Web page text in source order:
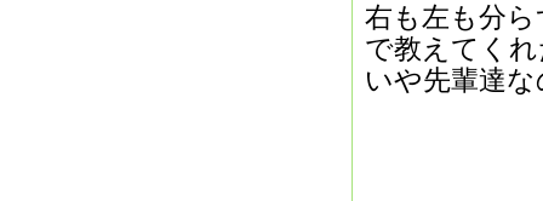
右も左も分
で教えてく
いや先輩達